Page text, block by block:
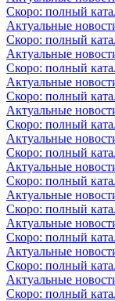
Скоро: полный
Актуальные
Скоро: полный
Актуальные
Скоро: полный
Актуальные
Скоро: полный
Актуальные
Скоро: полный
Актуальные
Скоро: полный
Актуальные
Скоро: полный
Актуальные
Скоро: полный
Актуальные
Скоро: полный
Актуальные
Скоро: полный
Актуальные
Скоро: полный